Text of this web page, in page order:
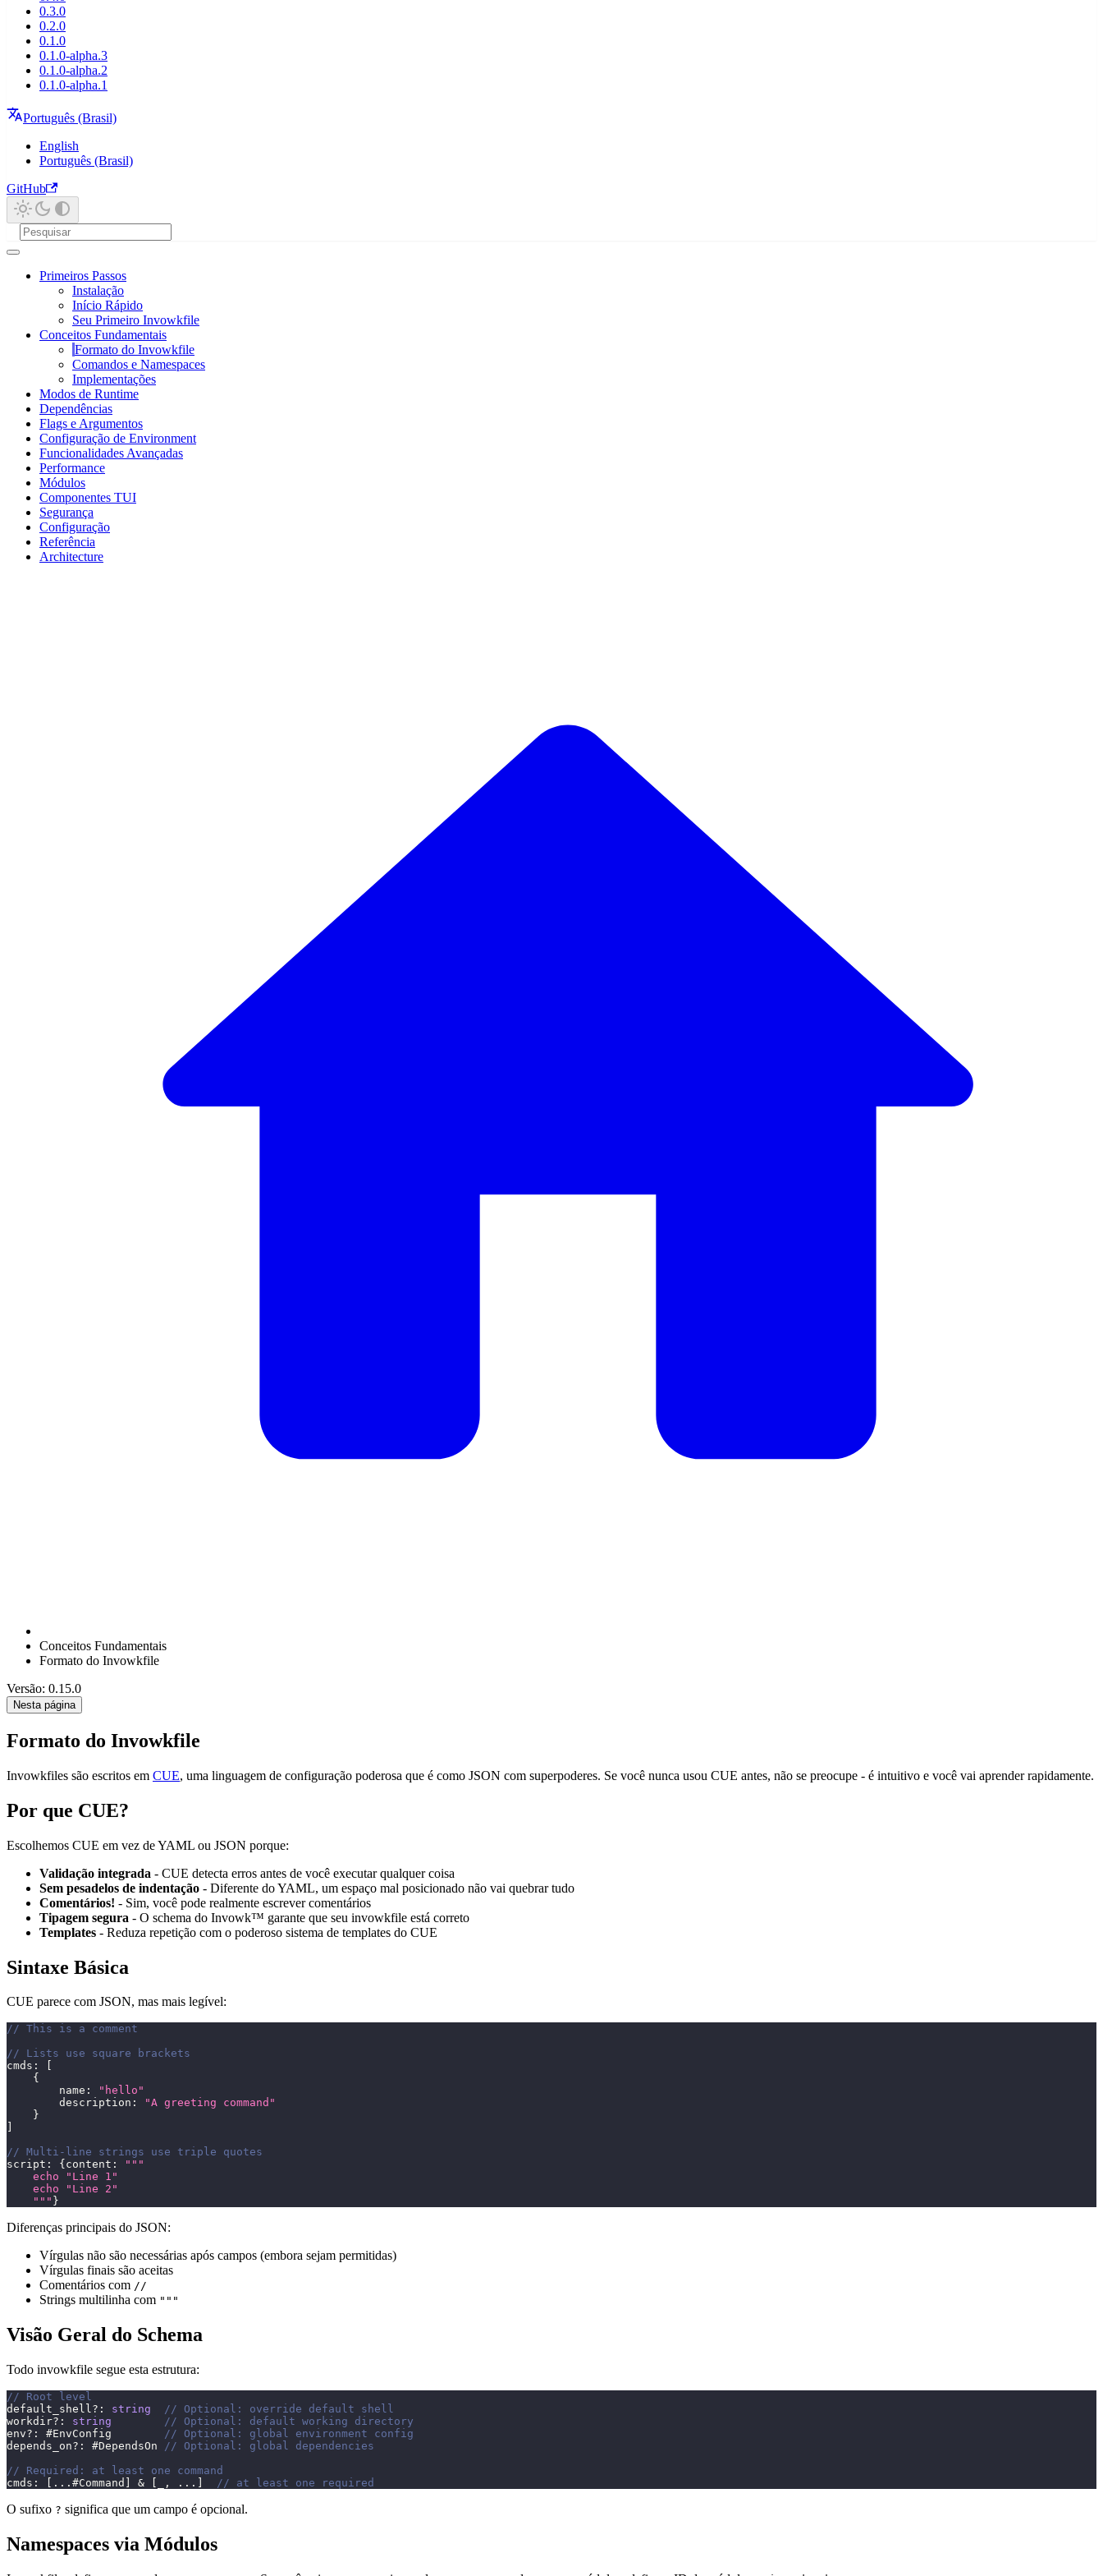
0.3.0
0.2.0
0.1.0
0.1.0-alpha.3
0.1.0-alpha.2
0.1.0-alpha.1
Português (Brasil)
English
Português (Brasil)
GitHub
Primeiros Passos
Instalação
Início Rápido
Seu Primeiro Invowkfile
Conceitos Fundamentais
Formato do Invowkfile
Comandos e Namespaces
Implementações
Modos de Runtime
Dependências
Flags e Argumentos
Configuração de Environment
Funcionalidades Avançadas
Performance
Módulos
Componentes TUI
Segurança
Configuração
Referência
Architecture
Conceitos Fundamentais
Formato do Invowkfile
Versão: 0.15.0
Nesta página
Formato do Invowkfile
Invowkfiles são escritos em CUE, uma linguagem de configuração poderosa que é como JSON com superpoderes. Se você nunca usou CUE antes, não se preocupe - é intuitivo e você vai aprender rapidamente.
Por que CUE?
Escolhemos CUE em vez de YAML ou JSON porque:
Validação integrada - CUE detecta erros antes de você executar qualquer coisa
Sem pesadelos de indentação - Diferente do YAML, um espaço mal posicionado não vai quebrar tudo
Comentários! - Sim, você pode realmente escrever comentários
Tipagem segura - O schema do Invowk™ garante que seu invowkfile está correto
Templates - Reduza repetição com o poderoso sistema de templates do CUE
Sintaxe Básica
CUE parece com JSON, mas mais legível:
// This is a comment
// Lists use square brackets
cmds :
{
        name
:
"hello"
        description
:
"A greeting command"
}
// Multi-line strings use triple quotes
script : { content :
"""
    echo "Line 1"
    echo "Line 2"
    """
}
Diferenças principais do JSON:
Vírgulas não são necessárias após campos (embora sejam permitidas)
Vírgulas finais são aceitas
Comentários com //
Strings multilinha com """
Visão Geral do Schema
Todo invowkfile segue esta estrutura:
// Root level
default_shell? : string
// Optional: override default shell
workdir? : string
// Optional: default working directory
env? : #EnvConfig // Optional: global environment config
depends_on? : #DependsOn // Optional: global dependencies
// Required: at least one command
cmds : ... #Command & , ... // at least one required
O sufixo ? significa que um campo é opcional.
Namespaces via Módulos